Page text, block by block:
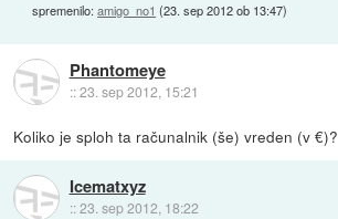
spremenilo:amigo_no1 (23. sep 2012 ob 13:47)
Phantomeye
::23. sep 2012, 15:21
Koliko je sploh ta računalnik (še) vreden (v €)?
Icematxyz
::23. sep 2012, 18:22